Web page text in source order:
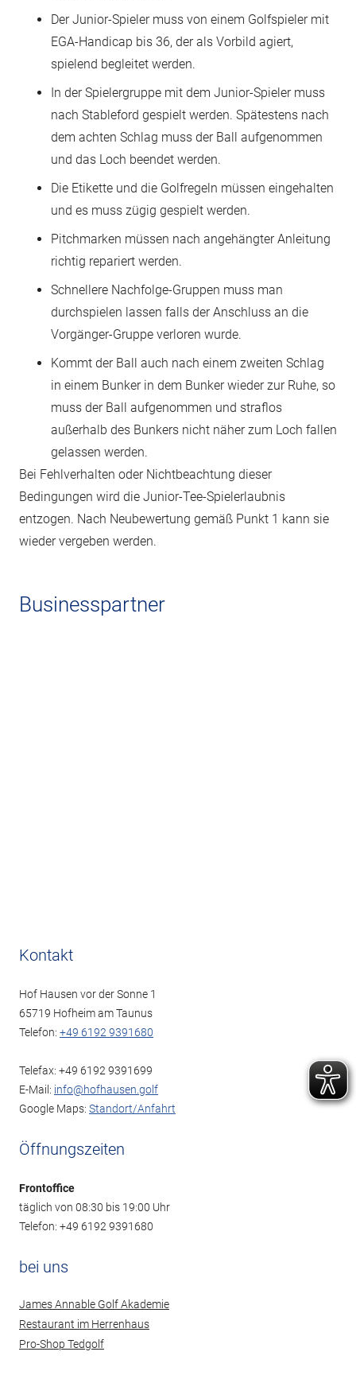
Der Junior-Spieler muss von einem Golfspieler mit
EGA-Handicap bis 36, der als Vorbild agiert,
spielend begleitet werden.
In der Spielergruppe mit dem Junior-Spieler muss
nach Stableford gespielt werden. Spätestens nach
dem achten Schlag muss der Ball aufgenommen
und das Loch beendet werden.
Die Etikette und die Golfregeln müssen eingehalten
und es muss zügig gespielt werden.
Pitchmarken müssen nach angehängter Anleitung
richtig repariert werden.
Schnellere Nachfolge-Gruppen muss man
durchspielen lassen falls der Anschluss an die
Vorgänger-Gruppe verloren wurde.
Kommt der Ball auch nach einem zweiten Schlag
in einem Bunker in dem Bunker wieder zur Ruhe, so
muss der Ball aufgenommen und straflos
außerhalb des Bunkers nicht näher zum Loch fallen
gelassen werden.
Bei Fehlverhalten oder Nichtbeachtung dieser
Bedingungen wird die Junior-Tee-Spielerlaubnis
entzogen. Nach Neubewertung gemäß Punkt 1 kann sie
wieder vergeben werden.
Businesspartner
Kontakt
Hof Hausen vor der Sonne 1
65719 Hofheim am Taunus
Telefon: +49 6192 9391680
Telefax: +49 6192 9391699
E-Mail: info@hofhausen.golf
Google Maps: Standort/Anfahrt
Öffnungszeiten
Frontoffice
täglich von 08:30 bis 19:00 Uhr
Telefon: +49 6192 9391680
bei uns
James Annable Golf Akademie
Restaurant im Herrenhaus
Pro-Shop Tedgolf